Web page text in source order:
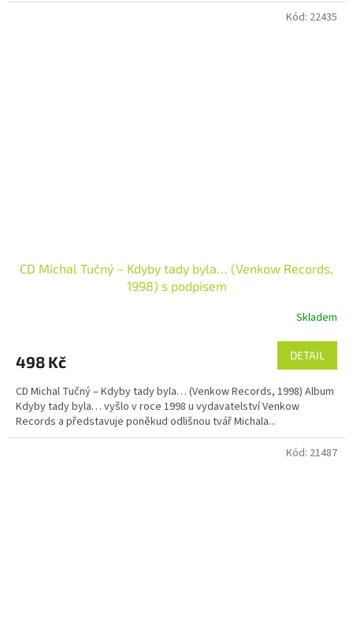
CD Michal Tučný – Kdyby tady byla… (Venkow Records,
1998) s podpisem
Skladem
498 Kč DETAIL
CD Michal Tučný – Kdyby tady byla… (Venkow Records, 1998) Album
Kdyby tady byla… vyšlo v roce 1998 u vydavatelství Venkow
Records a představuje poněkud odlišnou tvář Michala...
Kód: 22435
Kód: 21487